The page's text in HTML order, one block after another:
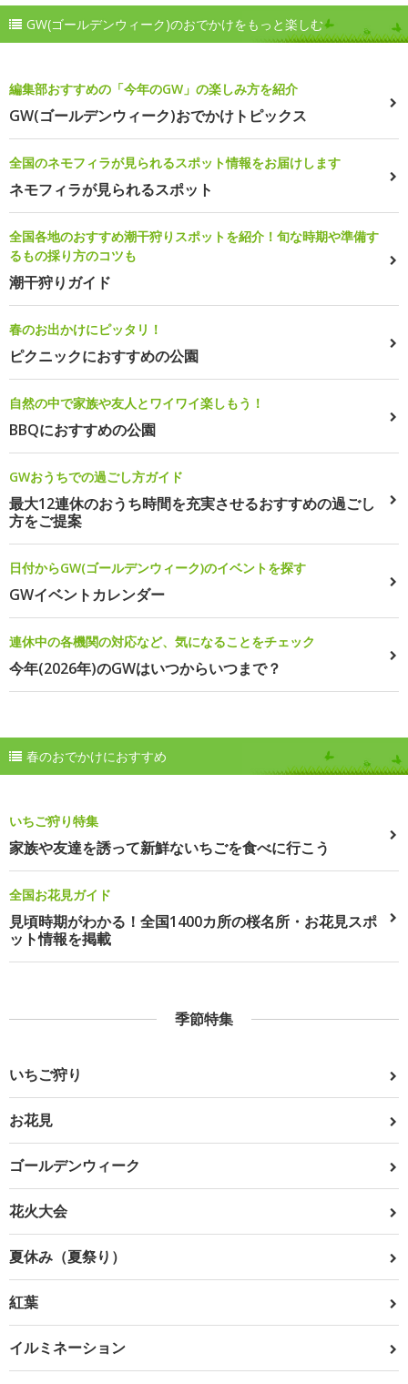
GW(ゴールデンウィーク)のおでかけをもっと楽しむ
編集部おすすめの「今年のGW」の楽しみ方を紹介
GW(ゴールデンウィーク)おでかけトピックス
全国のネモフィラが見られるスポット情報をお届けします
ネモフィラが見られるスポット
全国各地のおすすめ潮干狩りスポットを紹介！旬な時期や準備す
るもの採り方のコツも
潮干狩りガイド
春のお出かけにピッタリ！
ピクニックにおすすめの公園
自然の中で家族や友人とワイワイ楽しもう！
BBQにおすすめの公園
GWおうちでの過ごし方ガイド
最大12連休のおうち時間を充実させるおすすめの過ごし
方をご提案
日付からGW(ゴールデンウィーク)のイベントを探す
GWイベントカレンダー
連休中の各機関の対応など、気になることをチェック
今年(2026年)のGWはいつからいつまで？
春のおでかけにおすすめ
いちご狩り特集
家族や友達を誘って新鮮ないちごを食べに行こう
全国お花見ガイド
見頃時期がわかる！全国1400カ所の桜名所・お花見スポ
ット情報を掲載
季節特集
いちご狩り
お花見
ゴールデンウィーク
花火大会
夏休み（夏祭り）
紅葉
イルミネーション